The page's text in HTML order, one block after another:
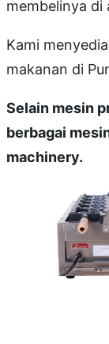
membelinya di
Kami
makanan di
Selain mesin
berbagai
machinery.